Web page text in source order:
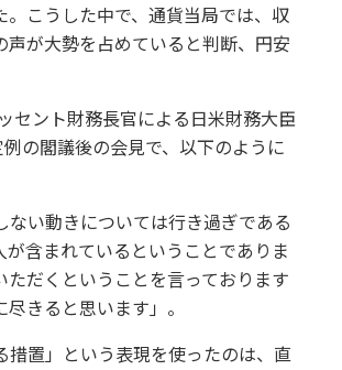
こうした中で、通貨当局では、収
が大勢を占めていると判断、円安
セント財務長官による日米財務大臣
の閣議後の会見で、以下のように
ない動きについては行き過ぎである
含まれているということでありま
だくということを言っております
きると思います」。
置」という表現を使ったのは、直